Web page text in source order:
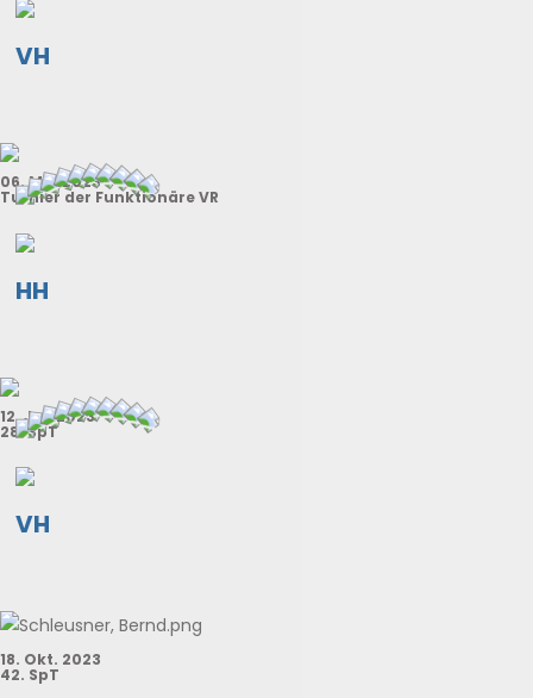
VH
06. Mai 2023
Turnier der Funktionäre VR
HH
12. Jul. 2023
28. SpT
VH
18. Okt. 2023
42. SpT